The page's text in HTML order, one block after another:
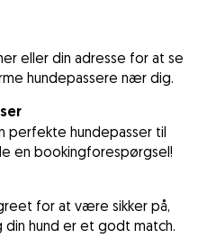
eller din adresse for at se
hundepassere nær dig.
perfekte hundepasser til
en bookingforespørgsel!
for at være sikker på,
din hund er et godt match.